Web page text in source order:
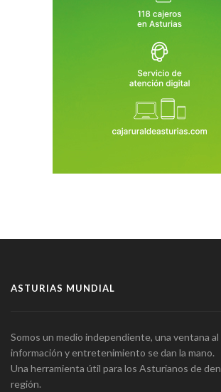
ASTURIAS MUNDIAL
Somos un medio independiente, una ventana al
información y entretenimiento se dan la mano.
Una herramienta útil para los Asturianos de
región.